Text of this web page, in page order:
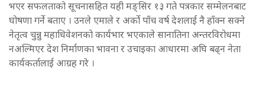
भएर सफलताको सूचनासहित यही मङ्सिर १३ गते पत्रकार सम्मेलनबाट
घोषणा गर्ने बताए । उनले एमाले र अर्को पाँच वर्ष देशलाई नै हाँक्न सक्ने
नेतृत्व चुन्नु महाधिवेशनको कार्यभार भएकाले सानातिना अन्तरविरोधमा
नअल्मिएर देश निर्माणका भावना र उचाइका आधारमा अघि बढ्न नेता
कार्यकर्तालाई आग्रह गरे ।